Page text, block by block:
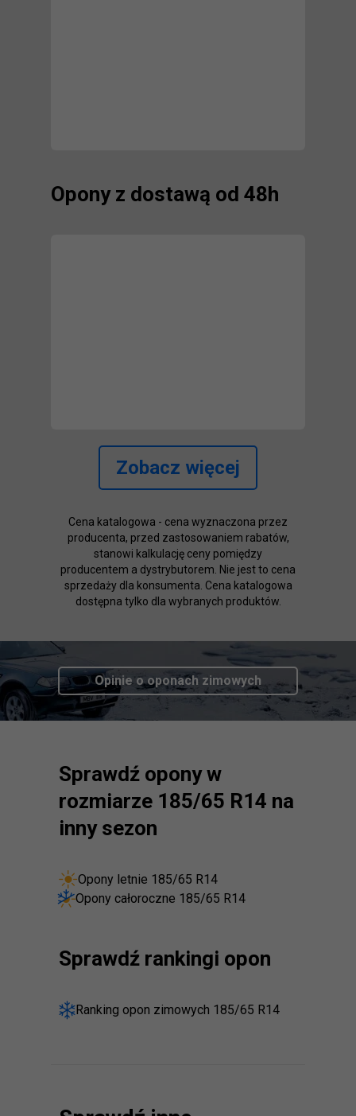
Opony z dostawą od 48h
Zobacz więcej
Cena katalogowa - cena wyznaczona przez
producenta, przed zastosowaniem rabatów,
stanowi kalkulację ceny pomiędzy
producentem a dystrybutorem. Nie jest to cena
sprzedaży dla konsumenta. Cena katalogowa
dostępna tylko dla wybranych produktów.
Opinie o oponach zimowych
Sprawdź opony w
rozmiarze 185/65 R14 na
inny sezon
Opony letnie 185/65 R14
Opony całoroczne 185/65 R14
Sprawdź rankingi opon
Ranking opon zimowych 185/65 R14